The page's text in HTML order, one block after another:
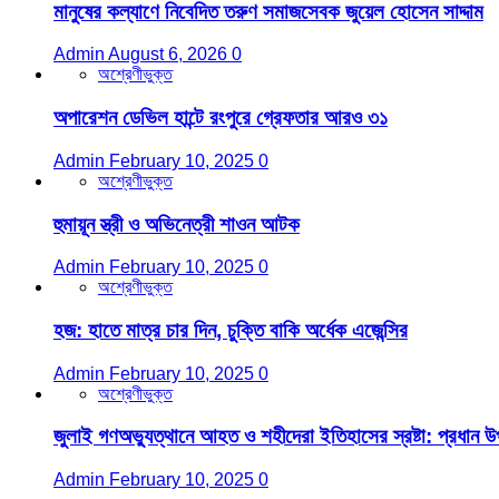
মানুষের কল্যাণে নিবেদিত তরুণ সমাজসেবক জুয়েল হোসেন সাদ্দাম
Admin August 6, 2026 0
অশ্রেণীভুক্ত
অপারেশন ডেভিল হান্টে রংপুরে গ্রেফতার আরও ৩১
Admin February 10, 2025 0
অশ্রেণীভুক্ত
হুমায়ূন স্ত্রী ও অভিনেত্রী শাওন আটক
Admin February 10, 2025 0
অশ্রেণীভুক্ত
হজ: হাতে মাত্র চার দিন, চুক্তি বাকি অর্ধেক এজেন্সির
Admin February 10, 2025 0
অশ্রেণীভুক্ত
জুলাই গণঅভ্যুত্থানে আহত ও শহীদেরা ইতিহাসের স্রষ্টা: প্রধান
Admin February 10, 2025 0